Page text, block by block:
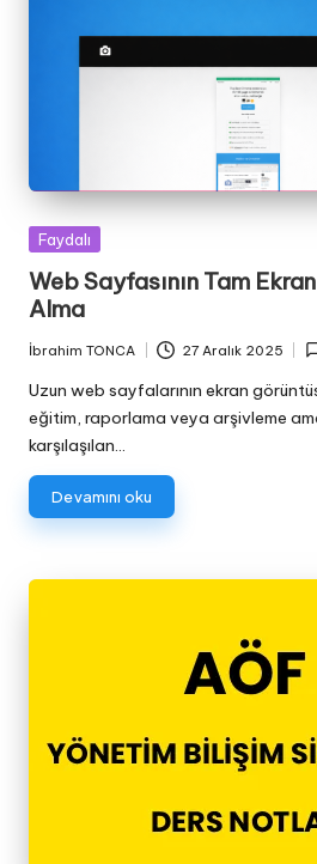
Posted
Faydalı
Web Sayfasının Tam
Alma
Posted
by
İbrahim TONCA 27 Aralık 2025
Uzun web sayfalarının ekran
eğitim, raporlama veya arşivleme
karşılaşılan…
Devamını oku